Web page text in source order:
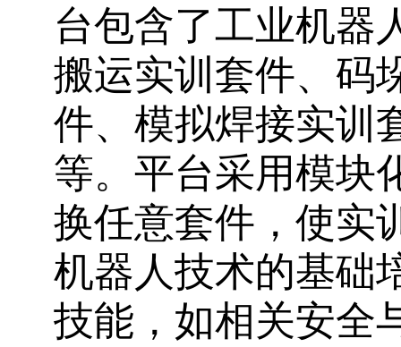
台包含了工业机器
搬运实训套件、码
件、模拟焊接实训
等。平台采用模块
换任意套件，使实
机器人技术的基础
技能，如相关安全